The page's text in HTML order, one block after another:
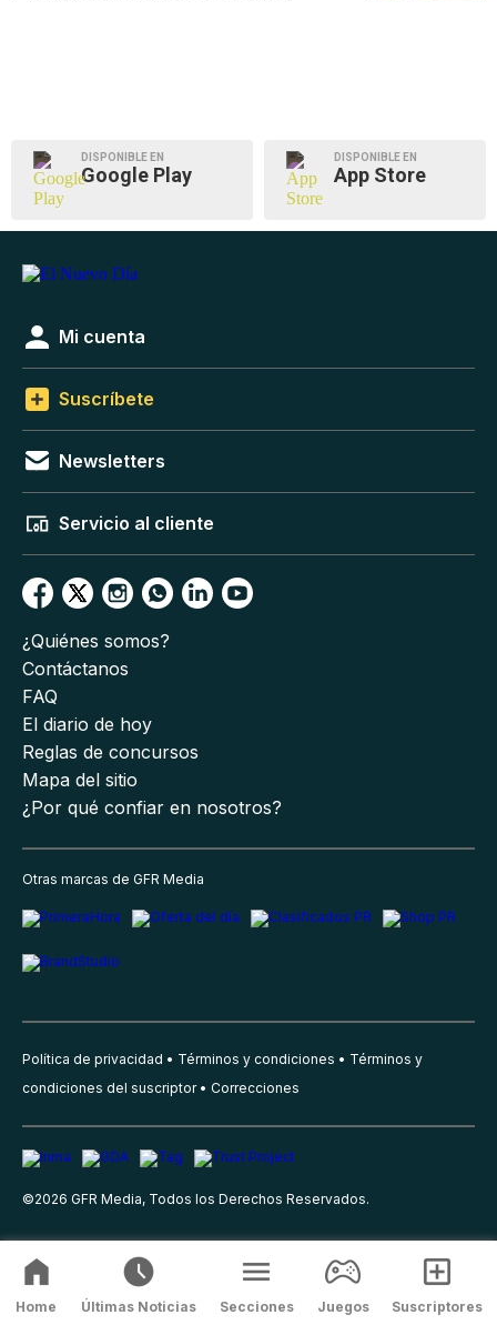
DISPONIBLE EN
Google Play
DISPONIBLE EN
App Store
Mi cuenta
Suscríbete
Newsletters
Servicio al cliente
¿Quiénes somos?
Contáctanos
FAQ
El diario de hoy
Reglas de concursos
Mapa del sitio
¿Por qué confiar en nosotros?
Otras marcas de GFR Media
Política de privacidad Términos y condiciones
Términos y
condiciones del suscriptor
Correcciones
©2026 GFR Media, Todos los Derechos Reservados.
Home Últimas Noticias Secciones Juegos Suscriptores